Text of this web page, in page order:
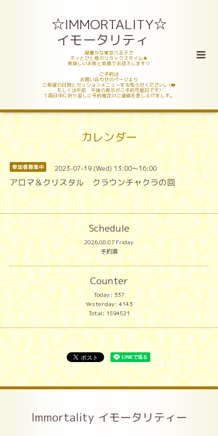
☆IMMORTALITY☆
イモータリティ
緑豊かな東京八王子で
ホッとひと息のリラックスタイム🍀
美味しいお茶と笑顔でお迎えします♡
ご予約は
お問い合わせのページより
ご希望の日時とセッションメニューをお知らせください。(❤️
もしくは午前・午後の表示がご予約可能日です)
１両日中に折り返しご予約確定のご連絡を差し上げましす。
カレンダー
参加者募集中 2023-07-19 (Wed) 13:00～16:00
アロマ＆クリスタル クラウンチャクラの回
Schedule
2026.08.07 Friday
予約満
Counter
Today:337
Yesterday:4143
Total:1594521
Immortality イモータリティー